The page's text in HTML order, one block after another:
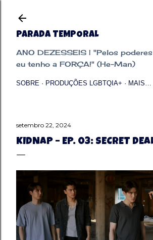
PARADA TEMPORAL
ANO DEZESSEIS | "Pelos poderes
eu tenho a FORÇA!" (He-Man)
SOBRE PRODUÇÕES LGBTQIA+ MAIS…
setembro 22, 2024
KIDNAP – EP. 03: SECRET